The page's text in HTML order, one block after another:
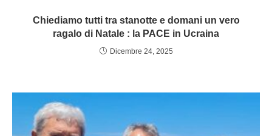
Chiediamo tutti tra stanotte e domani un vero
ragalo di Natale : la PACE in Ucraina
Dicembre 24, 2025